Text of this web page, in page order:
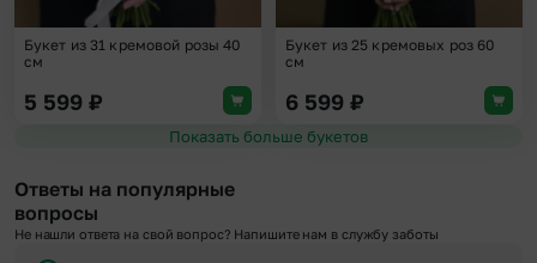
Букет из 31 кремовой розы 40
см
5 599 ₽
Букет из 25 кремовых роз 60
см
6 599 ₽
Показать больше букетов
Ответы на популярные
вопросы
Не нашли ответа на свой вопрос? Напишите нам в службу заботы